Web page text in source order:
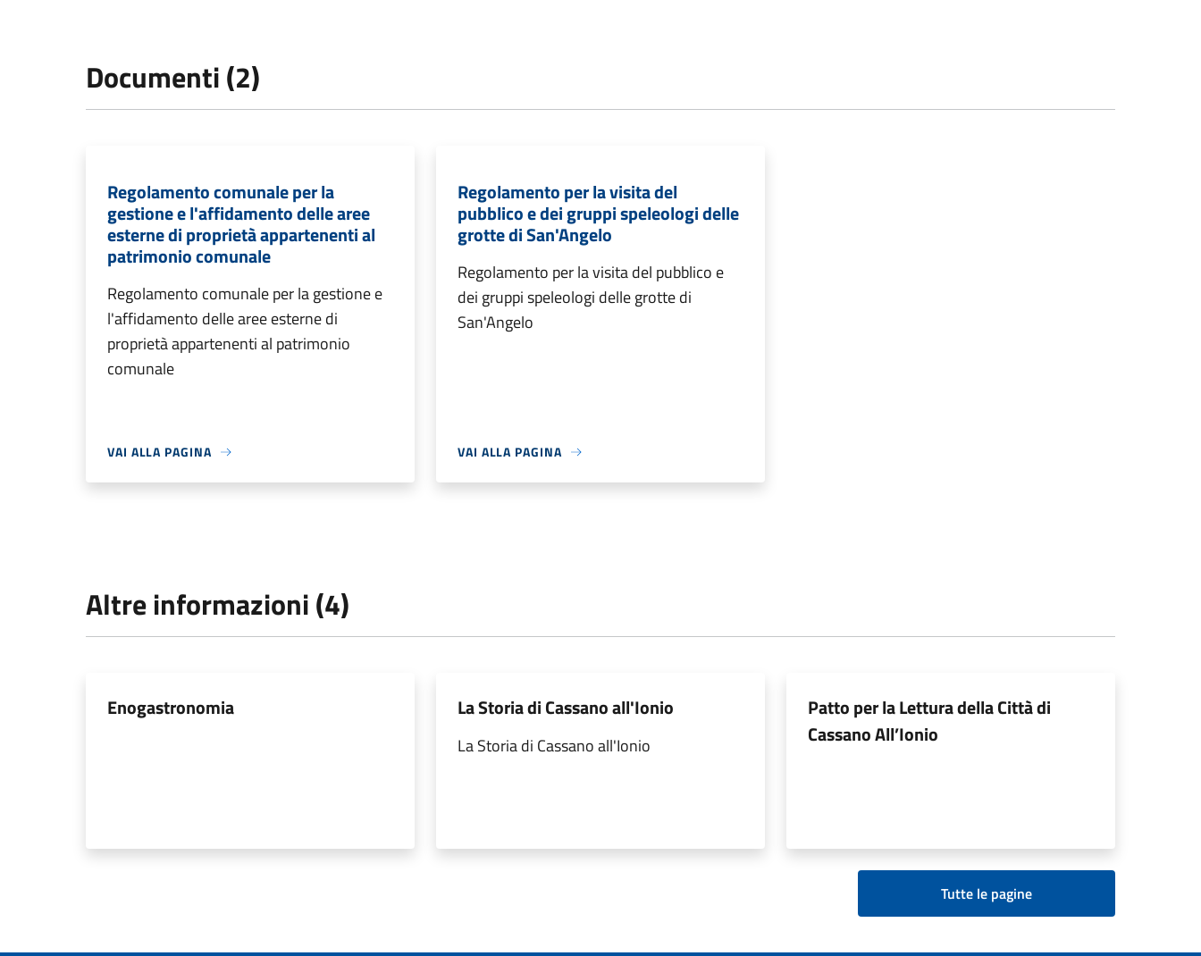
Documenti (2)
Regolamento comunale per la
gestione e l'affidamento delle aree
esterne di proprietà appartenenti al
patrimonio comunale
Regolamento comunale per la gestione e
l'affidamento delle aree esterne di
proprietà appartenenti al patrimonio
comunale
VAI ALLA PAGINA
Regolamento per la visita del
pubblico e dei gruppi speleologi delle
grotte di San'Angelo
Regolamento per la visita del pubblico e
dei gruppi speleologi delle grotte di
San'Angelo
VAI ALLA PAGINA
Altre informazioni (4)
Enogastronomia La Storia di Cassano all'Ionio
La Storia di Cassano all'Ionio
Patto per la Lettura della Città di
Cassano All’Ionio
Tutte le pagine